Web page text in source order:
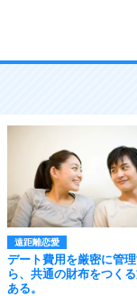
遠距離恋愛
デート費用を厳密に管
ら、共通の財布をつく
ある。